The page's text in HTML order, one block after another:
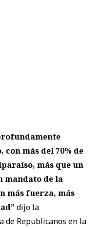
más del 70% de
más que un
mandato de la
más fuerza, más
dijo la
de Republicanos en la